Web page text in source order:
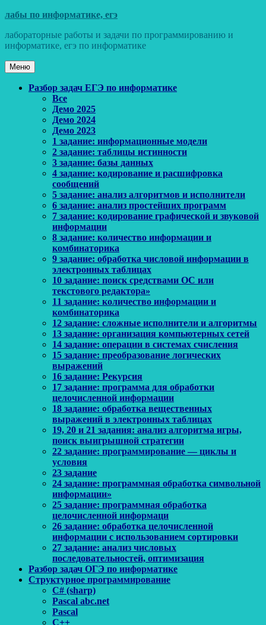
Перейти
содержимому
лабы по информатике, егэ
лабораторные работы и задачи по программированию и
информатике, егэ по информатике
Меню
Основное
Разбор задач ЕГЭ по информатике
Все
Демо 2025
Демо 2024
Демо 2023
1 задание: информационные модели
2 задание: таблицы истинности
3 задание: базы данных
4 задание: кодирование и расшифровка
сообщений
5 задание: анализ алгоритмов и исполнители
6 задание: анализ простейших программ
7 задание: кодирование графической и звуковой
информации
8 задание: количество информации и
комбинаторика
9 задание: обработка числовой информации в
электронных таблицах
10 задание: поиск средствами ОС или
текстового редактора»
11 задание: количество информации и
комбинаторика
12 задание: сложные исполнители и алгоритмы
13 задание: организация компьютерных сетей
14 задание: операции в системах счисления
15 задание: преобразование логических
выражений
16 задание: Рекурсия
17 задание: программа для обработки
целочисленной информации
18 задание: обработка вещественных
выражений в электронных таблицах
19, 20 и 21 задания: анализ алгоритма игры,
поиск выигрышной стратегии
22 задание: программирование — циклы и
условия
23 задание
24 задание: программная обработка символьной
информации»
25 задание: программная обработка
целочисленной информаци
26 задание: обработка целочисленной
информации с использованием сортировки
27 задание: анализ числовых
последовательностей, оптимизация
Разбор задач ОГЭ по информатике
Структурное программирование
C# (sharp)
Pascal abc.net
Pascal
С++